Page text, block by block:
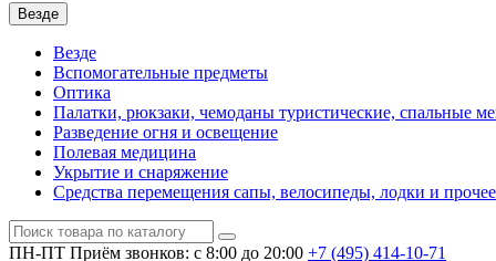
Везде
Везде
Вспомогательные предметы
Оптика
Палатки, рюкзаки, чемоданы туристические, спальные
Разведение огня и освещение
Полевая медицина
Укрытие и снаряжение
Средства перемещения сапы, велосипеды, лодки и прочее
ПН-ПТ Приём звонков: с 8:00 до 20:00 +7 (495) 414-10-71